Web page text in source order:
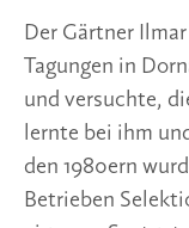
Der Gärtner
Tagungen in
und versuchte,
lernte bei ihm
den 1980ern
Betrieben